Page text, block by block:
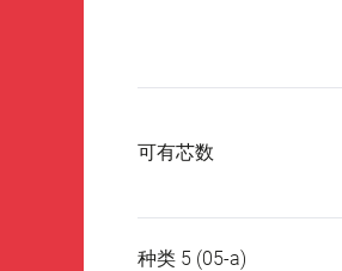
可有芯数
种类 5 (05-a)